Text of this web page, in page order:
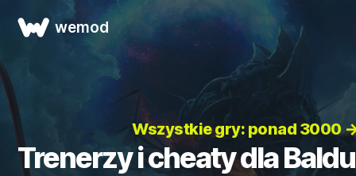
wemod
Wszystkie gry: ponad 3000
Trenerzy i cheaty dla